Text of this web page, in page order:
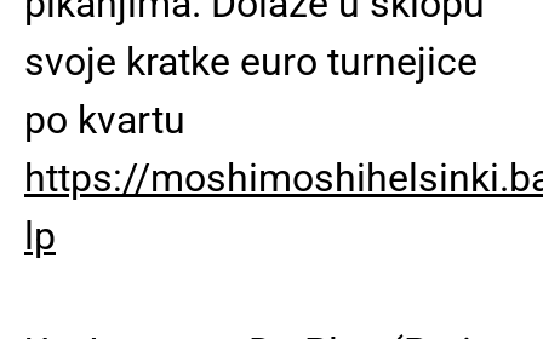
svoje kratke euro turnejice
po kvartu
https://
lp